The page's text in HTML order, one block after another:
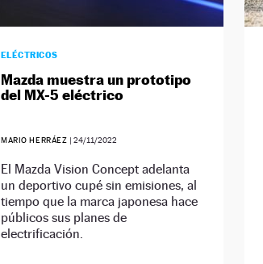
ELÉCTRICOS
Mazda muestra un prototipo
del MX-5 eléctrico
MARIO HERRÁEZ | 24/11/2022
El Mazda Vision Concept adelanta
un deportivo cupé sin emisiones, al
tiempo que la marca japonesa hace
públicos sus planes de
electrificación.